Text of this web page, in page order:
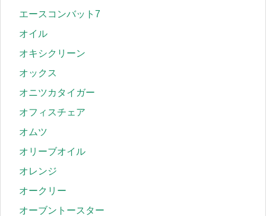
エースコンバット7
オイル
オキシクリーン
オックス
オニツカタイガー
オフィスチェア
オムツ
オリーブオイル
オレンジ
オークリー
オーブントースター